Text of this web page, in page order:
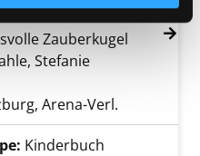
von Lilia, die kleine
Zauberkugel
Stefanie
Arena-Verl.
Kinderbuch